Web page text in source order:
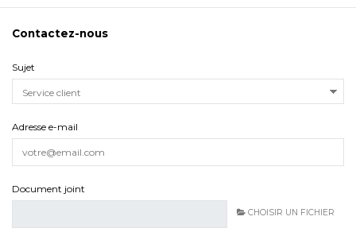
Contactez-nous
Sujet
Adresse e-mail
Document joint
CHOISIR UN FICHIER